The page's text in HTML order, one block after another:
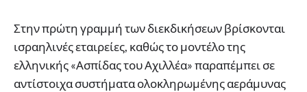
Στην πρώτη γραμμή των διεκδικήσεων βρίσκονται
ισραηλινές εταιρείες, καθώς το μοντέλο της
ελληνικής «Ασπίδας του Αχιλλέα» παραπέμπει σε
αντίστοιχα συστήματα ολοκληρωμένης αεράμυνας